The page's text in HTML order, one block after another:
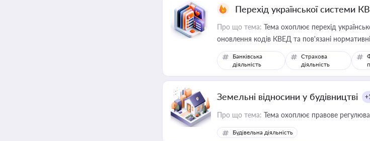
Перехід української системи
Про що тема: Тема охоплює перехід
оновлення кодів КВЕД та пов'язані
Банківська
діяльність
Страхова
діяльність
Земельні відносини у будівництві
Про що тема: Тема охоплює правове
Будівельна діяльність